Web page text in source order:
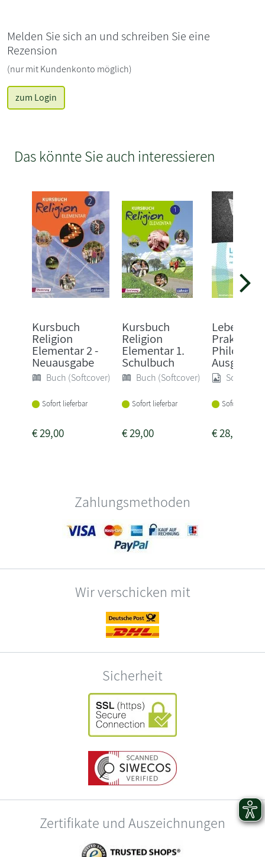
Melden Sie sich an und schreiben Sie eine
Rezension
(nur mit Kundenkonto möglich)
zum Login
Das könnte Sie auch interessieren
Kursbuch
Religion
Elementar 2 -
Neuausgabe
Buch (Softcover)
Sofort lieferbar
€29,00
Kursbuch
Religion
Elementar 1.
Schulbuch
Buch (Softcover)
Sofort lieferbar
€29,00
Leben
Praktische
Ausg...
Sonstige
Sofort
€28,95
Zahlungsmethoden
Wir verschicken mit
Sicherheit
Zertifikate und Auszeichnungen